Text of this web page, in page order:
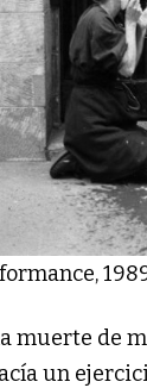
muerte de
un